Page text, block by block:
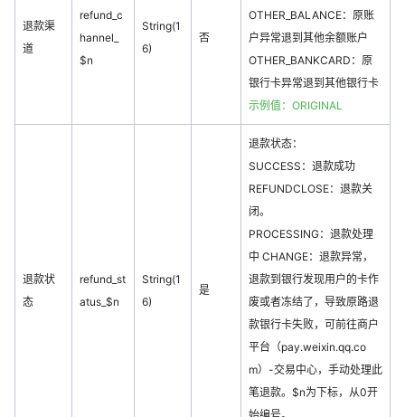
退款渠
道
refund_c
hannel_
$n
String(1
6)
否
OTHER_BALANCE：原账
户异常退到其他余额账户
OTHER_BANKCARD：原
银行卡异常退到其他银行卡
示例值：ORIGINAL
退款状
态
refund_st
atus_$n
String(1
6)
是
退款状态：
SUCCESS：退款成功
REFUNDCLOSE：退款关
闭。
PROCESSING：退款处理
中 CHANGE：退款异常，
退款到银行发现用户的卡作
废或者冻结了，导致原路退
款银行卡失败，可前往商户
平台（pay.weixin.qq.co
m）-交易中心，手动处理此
笔退款。$n为下标，从0开